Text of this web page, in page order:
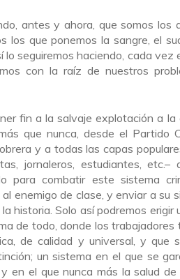
antes y ahora, que somos los
los que ponemos la sangre, el
lo seguiremos haciendo, cada vez
con la raíz de nuestros
fin a la salvaje explotación a la
que nunca, desde el Partido
y a todas las capas
jornaleros, estudiantes,
para combatir este sistema
enemigo de clase, y enviar a su
historia. Solo así podremos erigir
de todo, donde los trabajadores
de calidad y universal, y que
un sistema en el que se
en el que nunca más la salud